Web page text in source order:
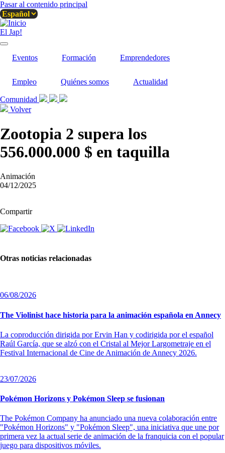
Pasar al contenido principal
El Jap!
Eventos Formación Emprendedores
Empleo Quiénes somos Actualidad
Comunidad
Volver
Zootopia 2 supera los
556.000.000 $ en taquilla
Animación
04/12/2025
Compartir
Otras noticias relacionadas
06/08/2026
The Violinist hace historia para la animación española en Annecy
La coproducción dirigida por Ervin Han y codirigida por el español
Raúl García, que se alzó con el Cristal al Mejor Largometraje en el
Festival Internacional de Cine de Animación de Annecy 2026.
23/07/2026
Pokémon Horizons y Pokémon Sleep se fusionan
The Pokémon Company ha anunciado una nueva colaboración entre
"Pokémon Horizons" y "Pokémon Sleep", una iniciativa que une por
primera vez la actual serie de animación de la franquicia con el popular
juego para dispositivos móviles.